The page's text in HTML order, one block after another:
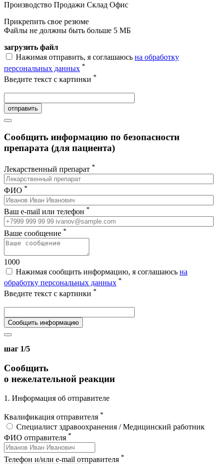
Производство Продажи Склад Офис
Прикрепить свое резюме
Файлы не должны быть больше 5 МБ
загрузить файл
Нажимая отправить, я соглашаюсь на обработку
персональных данных *
Введите текст с картинки *
отправить
Сообщить информацию по безопасности
препарата (для пациента)
Лекарственный препарат *
ФИО *
Ваш e-mail или телефон *
Ваше сообщение *
1000
Нажимая сообщить информацию, я соглашаюсь на
обработку персональных данных *
Введите текст с картинки *
Сообщить информацию
шаг 1/5
Сообщить
о нежелательной реакции
1. Информация об отправителе
Квалификация отправителя *
Специалист здравоохранения / Медицинский работник
ФИО отправителя *
Телефон и/или e-mail отправителя *